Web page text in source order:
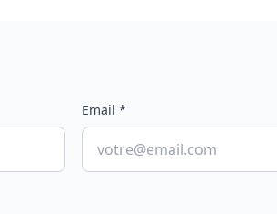
Email *